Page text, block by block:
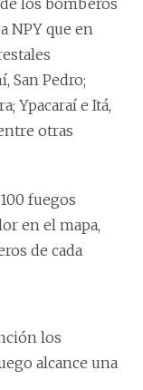
NPY que en
San Pedro;
Ypacaraí e Itá,
otras
fuegos
en el mapa,
de cada
los
alcance una